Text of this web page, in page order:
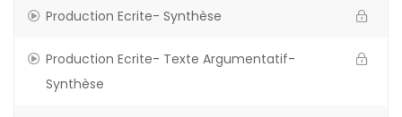
Production Ecrite- Synthèse
Production Ecrite- Texte Argumentatif-
Synthèse